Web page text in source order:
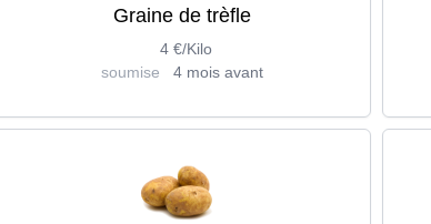
Graine de trèfle
4 €/Kilo
soumise
4 mois avant